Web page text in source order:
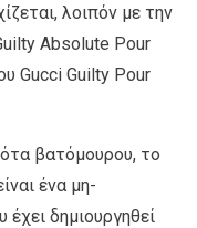
λοιπόν με την
Absolute Pour
Gucci Guilty Pour
βατόμουρου, το
ένα μη-
δημιουργηθεί